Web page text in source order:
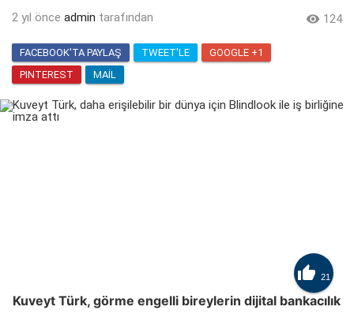
2 yıl önce admin tarafından  124
FACEBOOK'TA PAYLAŞ TWEET'LE
GOOGLE +1
PINTEREST
MAIL
 21
Kuveyt Türk, görme engelli bireylerin dijital bankacılık